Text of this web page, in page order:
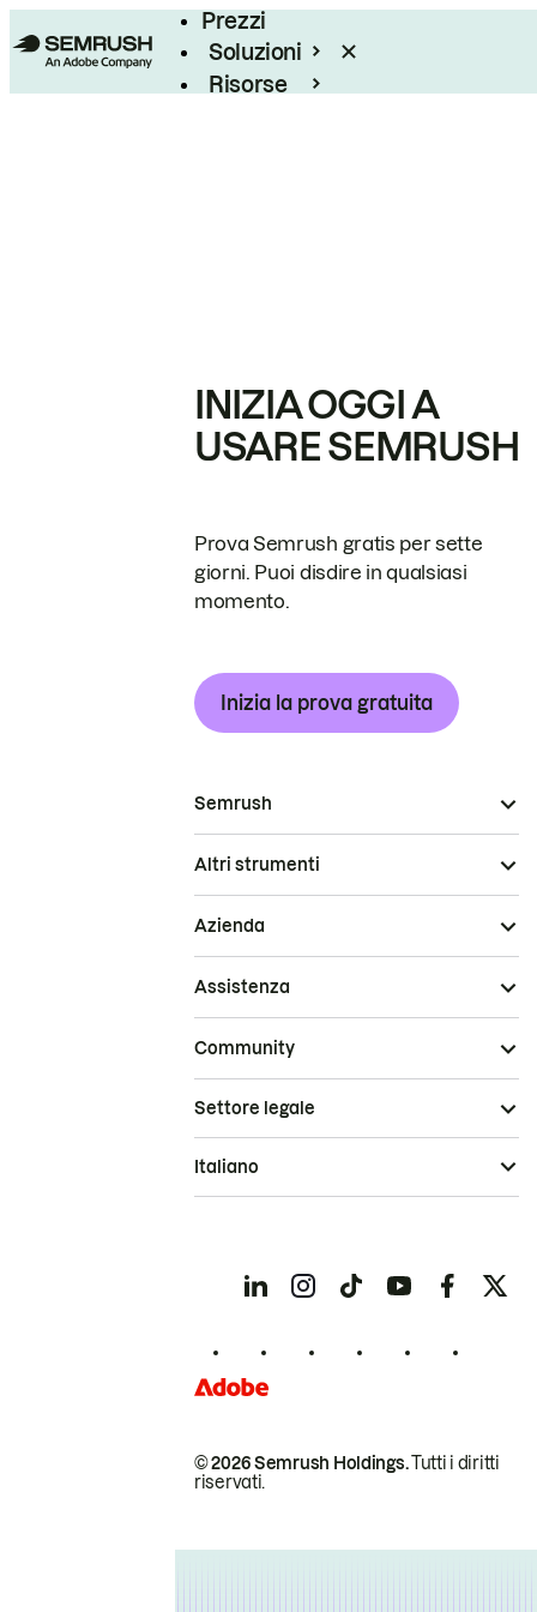
Prezzi
Soluzioni
Risorse
INIZIA OGGI A
USARE SEMRUSH
Prova Semrush gratis per sette
giorni. Puoi disdire in qualsiasi
momento.
Inizia la prova gratuita
Semrush
Altri strumenti
Azienda
Assistenza
Community
© 2026 Semrush Holdings.Tutti i diritti
riservati.
Settore legale
Italiano